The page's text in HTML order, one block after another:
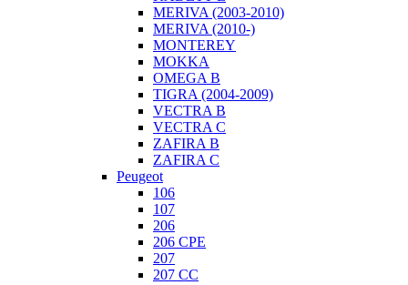
MERIVA (2003-2010)
MERIVA (2010-)
MONTEREY
MOKKA
OMEGA B
TIGRA (2004-2009)
VECTRA B
VECTRA C
ZAFIRA B
ZAFIRA C
Peugeot
106
107
206
206 CPE
207
207 СС